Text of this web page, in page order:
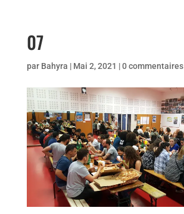
07
par Bahyra | Mai 2, 2021 |0 commentaires